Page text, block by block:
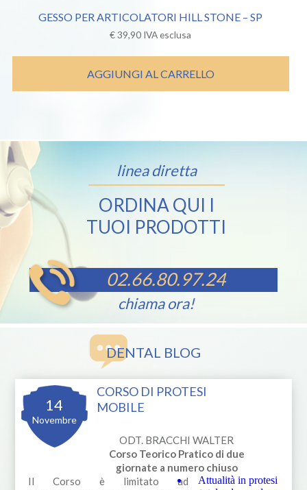
GESSO PER ARTICOLATORI HILL STONE – SP
€39,90 IVA esclusa
AGGIUNGI AL CARRELLO
linea diretta
ORDINA QUI I
TUOI PRODOTTI
02.66.80.97.24
chiama ora!
DENTAL BLOG
14
Novembre
CORSO DI PROTESI
MOBILE
ODT. BRACCHI WALTER
Corso Teorico Pratico di due
giornate a numero chiuso
Il Corso è limitato ad
Attualità in protesi